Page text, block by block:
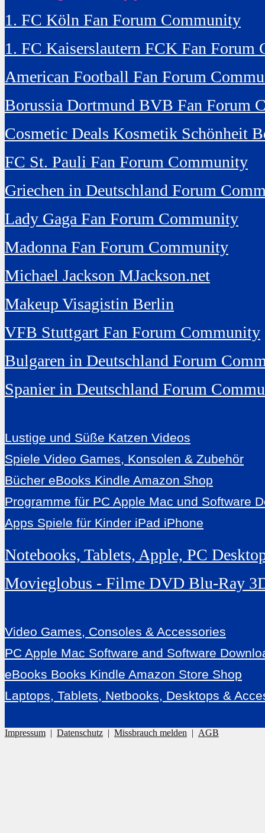
1. FC Köln Fan Forum Community
1. FC Kaiserslautern FCK Fan Forum
American Football Fan Forum
Borussia Dortmund BVB Fan Forum
Cosmetic Deals Kosmetik Schönheit
FC St. Pauli Fan Forum Community
Griechen in Deutschland Forum
Lady Gaga Fan Forum Community
Madonna Fan Forum Community
Michael Jackson MJackson.net
Makeup Visagistin Berlin
VFB Stuttgart Fan Forum Community
Bulgaren in Deutschland Forum
Spanier in Deutschland Forum
Lustige und Süße Katzen Videos
Spiele Video Games, Konsolen & Zubehör
Bücher eBooks Kindle Amazon Shop
Programme für PC Apple Mac und Software
Apps Spiele für Kinder iPad iPhone
Notebooks, Tablets, Apple, PC
Movieglobus - Filme DVD Blu-Ray
Video Games, Consoles & Accessories
PC Apple Mac Software and Software
eBooks Books Kindle Amazon Store Shop
Laptops, Tablets, Netbooks, Desktops &
Impressum | Datenschutz | Missbrauch melden | AGB